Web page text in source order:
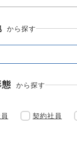
から探す
態 から探す
契約社員